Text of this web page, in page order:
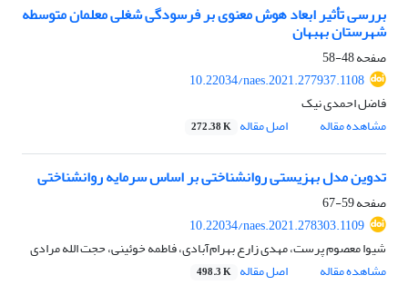
بررسی تأثیر ابعاد هوش معنوی بر فرسودگی شغلی معلمان متوسطه
شهرستان بهبهان
صفحه48-58
10.22034/naes.2021.277937.1108
فاضل احمدی نیک
مشاهده مقاله
اصل مقاله 272.38 K
تدوین مدل بهزیستی روانشناختی بر اساس سرمایه روانشناختی
صفحه59-67
10.22034/naes.2021.278303.1109
شیوا معصوم پرست، مهدی زارع بهرام‌آبادی، فاطمه خوئینی، حجت الله مرادی
مشاهده مقاله
اصل مقاله 498.3 K